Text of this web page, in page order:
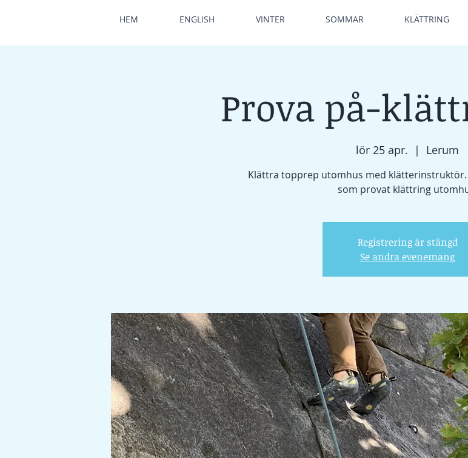
HEM ENGLISH VINTER SOMMAR KLÄTTRING
Prova på-
lör 25 apr.
  |
Lerum
Klättra topprep utomhus med
som provat klättring
Registrering är stängd
Se andra evenemang